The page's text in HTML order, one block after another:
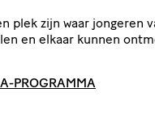
plek zijn waar jongeren
en elkaar kunnen
PROGRAMMA